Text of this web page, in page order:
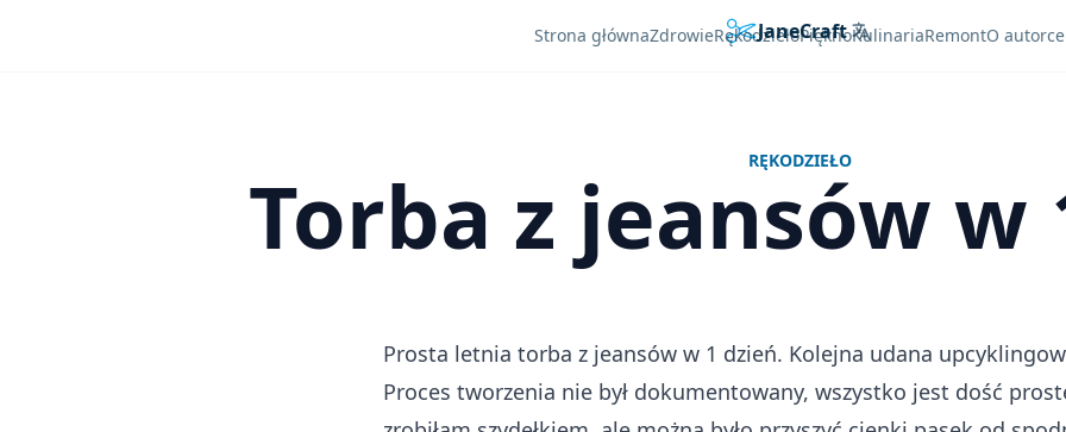
JaneCraft Languages
Strona głównaZdrowieRękodziełoPięknoKulinariaRemontO autorce
RĘKODZIEŁO
Torba z jeansów w
Prosta letnia torba z jeansów w 1 dzień. Kolejna udana
Proces tworzenia nie był dokumentowany, wszystko jest dość